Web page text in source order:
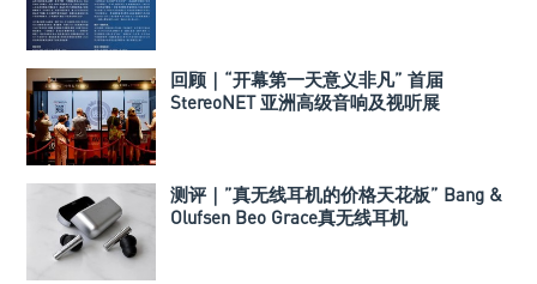
回顾｜“开幕第一天意义非凡” 首届
StereoNET 亚洲高级音响及视听展
测评｜”真无线耳机的价格天花板” Bang &
Olufsen Beo Grace真无线耳机